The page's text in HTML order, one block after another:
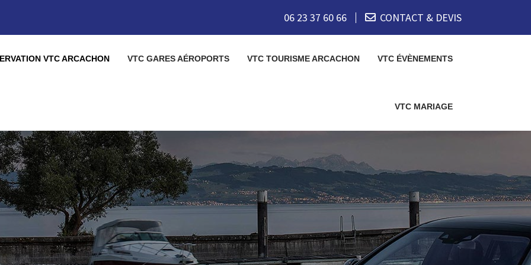
06 23 37 60 66 CONTACT & DEVIS
VTC ARCACHON VTC GARES AÉROPORTS VTC TOURISME ARCACHON VTC ÉVÈNEMENTS
VTC MARIAGE